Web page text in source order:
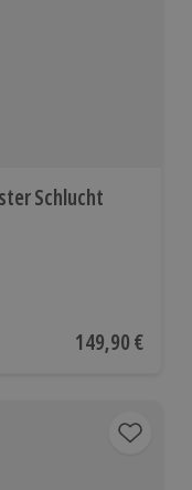
Schlucht
Bewertungen
Aktueller Preis
149,90 €